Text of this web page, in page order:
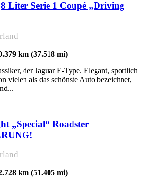
Liter Serie 1 Coupé „Driving
km (37.518 mi)
der Jaguar E-Type. Elegant, sportlich
vielen als das schönste Auto bezeichnet,
„Special“ Roadster
km (51.405 mi)